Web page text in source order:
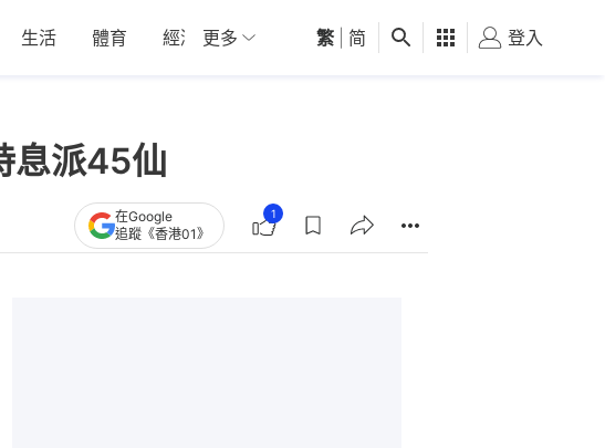
生活 體育 經濟 01深圳 觀點 健康 好食玩飛
更多 繁 简 登入
息派45仙
在Google
追蹤《香港01》
1